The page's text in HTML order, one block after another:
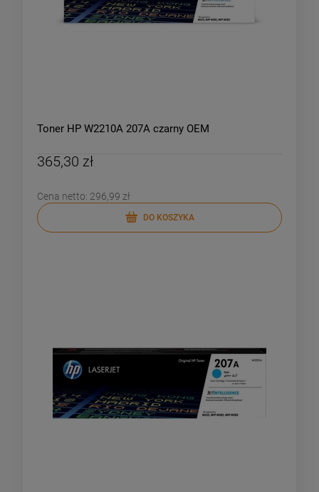
Toner HP W2210A 207A czarny OEM
365,30 zł
Cena netto: 296,99 zł
DO KOSZYKA